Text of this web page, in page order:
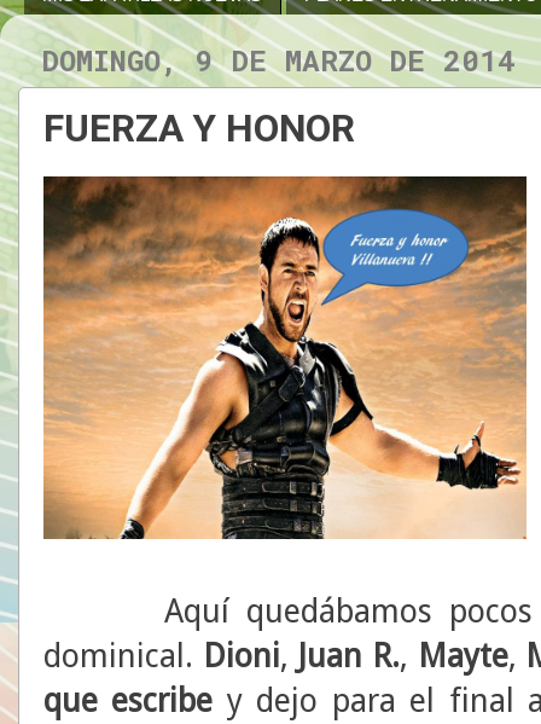
DOMINGO, 9 DE MARZO DE 2014
FUERZA Y HONOR
Aquí quedábamos pocos
dominical. Dioni, Juan R., Mayte,
que escribe y dejo para el final